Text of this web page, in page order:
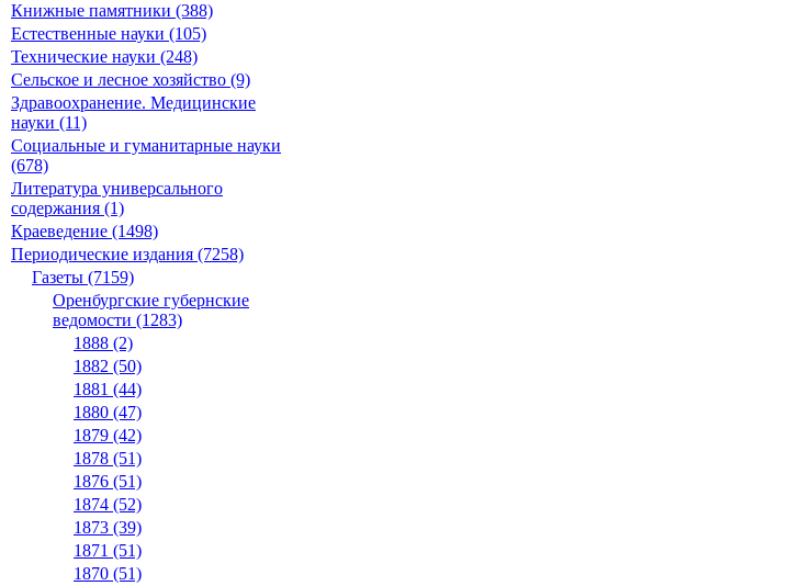
Книжные памятники (388)
Естественные науки (105)
Технические науки (248)
Сельское и лесное хозяйство (9)
Здравоохранение. Медицинские
науки (11)
Социальные и гуманитарные науки
(678)
Литература универсального
содержания (1)
Краеведение (1498)
Периодические издания (7258)
Газеты (7159)
Оренбургские губернские
ведомости (1283)
1888 (2)
1882 (50)
1881 (44)
1880 (47)
1879 (42)
1878 (51)
1876 (51)
1874 (52)
1873 (39)
1871 (51)
1870 (51)